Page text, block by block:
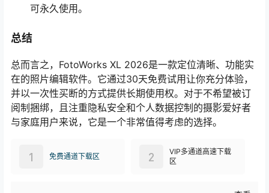
可永久使用。
总结
总而言之，FotoWorks XL 2026是一款定位清晰、功能实
在的照片编辑软件。它通过30天免费试用让你充分体验，
并以一次性买断的方式提供长期使用权。对于不希望被订
阅制捆绑，且注重隐私安全和个人数据控制的摄影爱好者
与家庭用户来说，它是一个非常值得考虑的选择。
免费通道下载区
1
VIP多通道高速下载
区
2